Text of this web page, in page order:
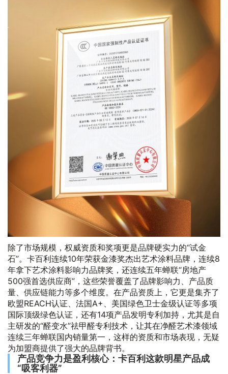
除了市场规模，权威资质和奖项更是品牌硬实力的“试金
石”。卡百利连续10年荣获金漆奖杰出艺术涂料品牌，连续8
年拿下艺术涂料影响力品牌奖，还连续五年蝉联“房地产
500强首选供应商”，这些荣誉覆盖了品牌影响力、产品质
量、供应链能力等多个维度。在产品资质上，它更是集齐了
欧盟REACH认证、法国A+、美国绿色卫士金级认证等多项
国际顶级绿色认证，还有14项产品发明专利加持，尤其是自
主研发的“醛变水”祛甲醛专利技术，让其在净醛艺术漆领域
连续三年蝉联国内销量第一，这样的资质和市场表现，无疑
为加盟商提供了强大的品牌背书。
产品竞争力是盈利核心：卡百利这款明星产品成
“吸客利器”